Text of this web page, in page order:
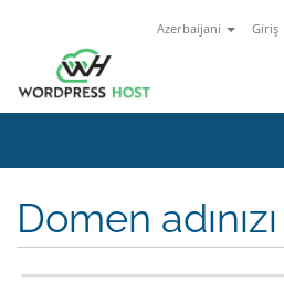
Azerbaijani Giriş
Domen